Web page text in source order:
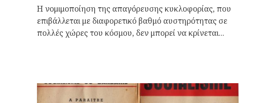
Η νομιμοποίηση της απαγόρευσης κυκλοφορίας, που
επιβάλλεται με διαφορετικό βαθμό αυστηρότητας σε
πολλές χώρες του κόσμου, δεν μπορεί να κρίνεται...